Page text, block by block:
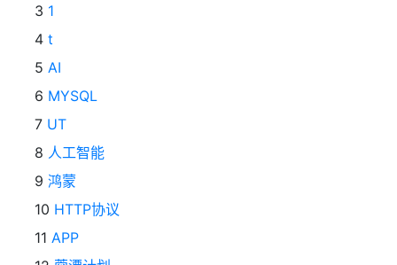
3 1
4 t
5 AI
6 MYSQL
7 UT
8 人工智能
9 鸿蒙
10 HTTP协议
11 APP